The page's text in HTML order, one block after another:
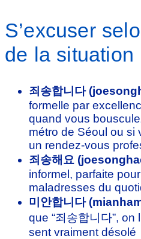
S’excuser
de la situation
죄송합니다
formelle par
quand vous
métro de Séoul ou si
un rendez-vous
죄송해요
informel, parfaite
maladresses du
미안합니다
que “죄송합니다”, on
sent vraiment désolé